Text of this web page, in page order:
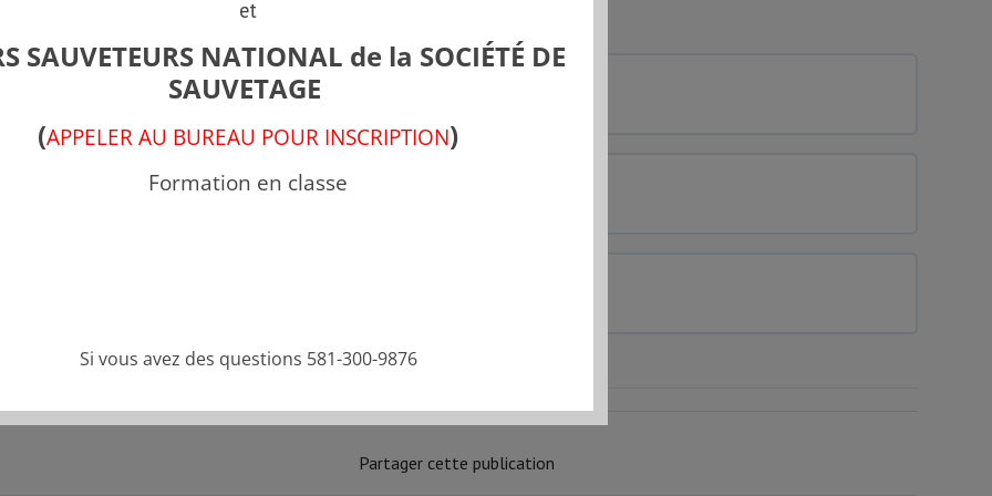
FORMATION PROGRESSION
FORMATION PROGRESSION
Partager cette publication
et
SAUVETEURS NATIONAL de la SOCIÉTÉ DE
SAUVETAGE
(APPELER AU BUREAU POUR INSCRIPTION)
Formation en classe
Si vous avez des questions 581-300-9876